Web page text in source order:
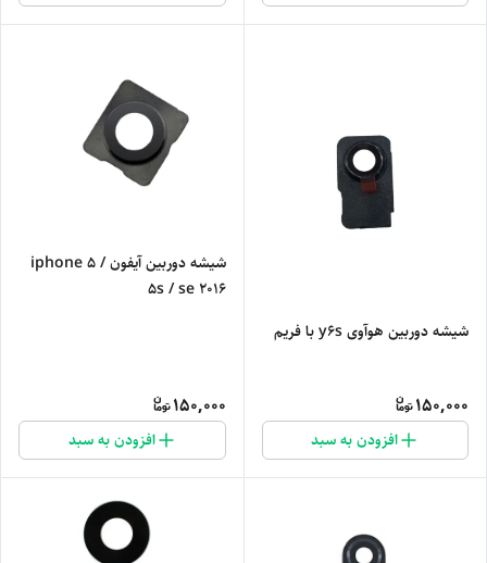
شیشه دوربین هوآوی y6s با فریم
150,000
افزودن به سبد
شیشه دوربین آیفون iphone 5 /
5s / se 2016
150,000
افزودن به سبد